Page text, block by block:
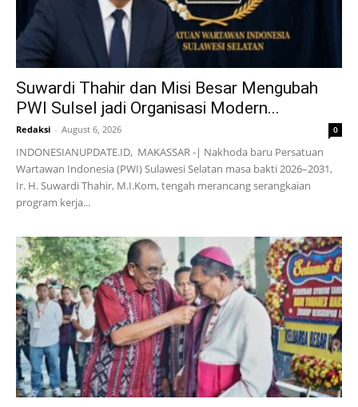
Suwardi Thahir dan Misi Besar Mengubah
PWI Sulsel jadi Organisasi Modern...
Redaksi - August 6, 2026 0
INDONESIANUPDATE.ID, MAKASSAR -| Nakhoda baru Persatuan
Wartawan Indonesia (PWI) Sulawesi Selatan masa bakti 2026–2031,
Ir. H. Suwardi Thahir, M.I.Kom, tengah merancang serangkaian
program kerja...